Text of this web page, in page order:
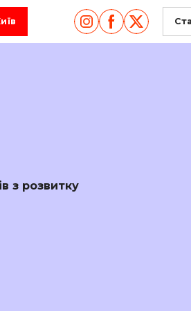
з розвитку